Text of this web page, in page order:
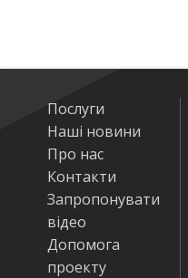
Послуги
Наші новини
Про нас
Контакти
Запропонувати
відео
Допомога
проекту